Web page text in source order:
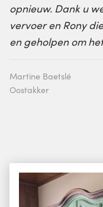
opnieuw. Dank u
vervoer en Rony
en geholpen om
Martine Baetslé
Oostakker